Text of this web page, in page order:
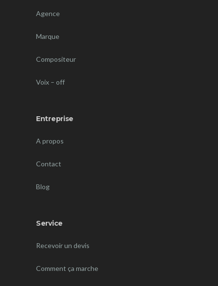
Agence
Marque
Compositeur
Voix – off
Entreprise
A propos
Contact
Blog
Service
Recevoir un devis
Comment ça marche